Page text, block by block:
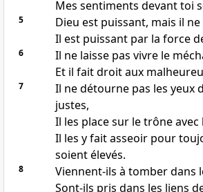
Mes sentiments devant toi
5
Dieu est puissant, mais il
Il est puissant par la force
6
Il ne laisse pas vivre le
Et il fait droit aux
7
Il ne détourne pas les yeux
justes,
Il les place sur le trône avec
Il les y fait asseoir pour
soient élevés.
8
Viennent-ils à tomber dans
Sont-ils pris dans les liens